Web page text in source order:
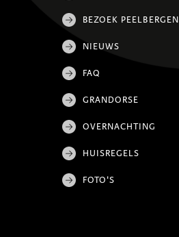
BEZOEK PEELBERGEN
NIEUWS
FAQ
GRANDORSE
OVERNACHTING
HUISREGELS
FOTO'S